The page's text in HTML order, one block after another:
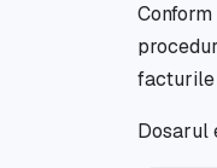
facturile
Dosarul